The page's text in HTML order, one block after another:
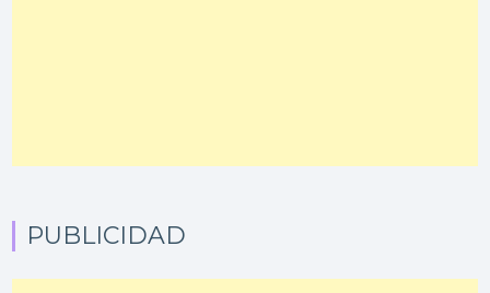
PUBLICIDAD